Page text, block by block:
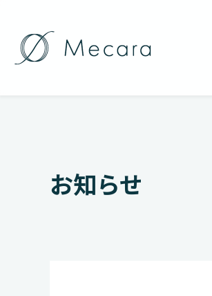
お知らせ